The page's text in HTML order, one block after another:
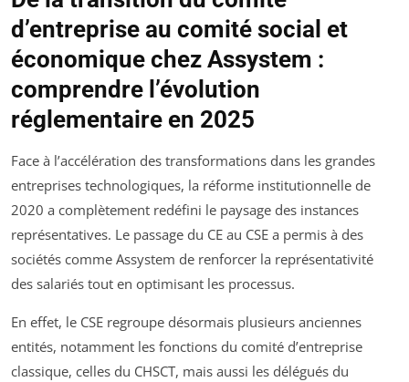
d’entreprise au comité social et
économique chez Assystem :
comprendre l’évolution
réglementaire en 2025
Face à l’accélération des transformations dans les grandes
entreprises technologiques, la réforme institutionnelle de
2020 a complètement redéfini le paysage des instances
représentatives. Le passage du CE au CSE a permis à des
sociétés comme Assystem de renforcer la représentativité
des salariés tout en optimisant les processus.
En effet, le CSE regroupe désormais plusieurs anciennes
entités, notamment les fonctions du comité d’entreprise
classique, celles du CHSCT, mais aussi les délégués du